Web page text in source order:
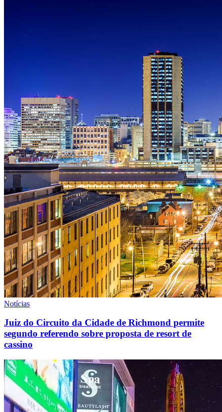
Notícias
Juiz do Circuito da Cidade de Richmond permite
segundo referendo sobre proposta de resort de
cassino